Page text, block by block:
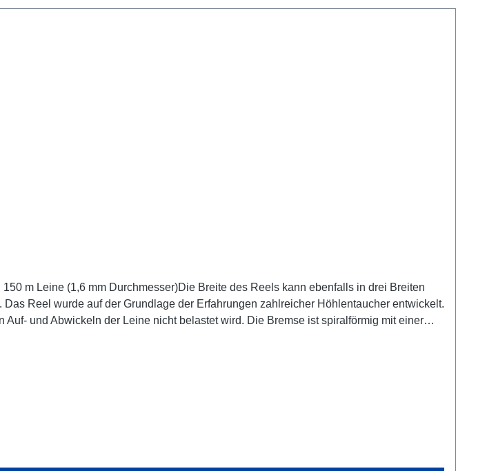
m Leine (1,6 mm Durchmesser)Die Breite des Reels kann ebenfalls in drei Breiten
Reel wurde auf der Grundlage der Erfahrungen zahlreicher Höhlentaucher entwickelt.
und Abwickeln der Leine nicht belastet wird. Die Bremse ist spiralförmig mit einer